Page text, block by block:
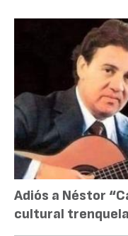
Adiós a Néstor
cultural